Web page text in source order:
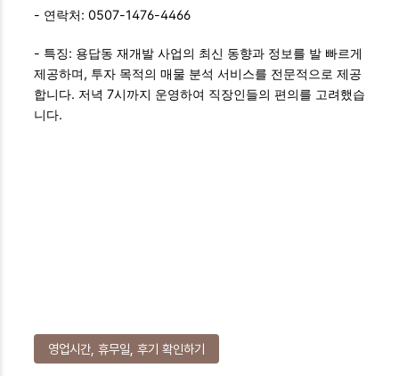
- 연락처: 0507-1476-4466
- 특징: 용답동 재개발 사업의 최신 동향과 정보를 발 빠르게
제공하며, 투자 목적의 매물 분석 서비스를 전문적으로 제공
합니다. 저녁 7시까지 운영하여 직장인들의 편의를 고려했습
니다.
영업시간, 휴무일, 후기 확인하기